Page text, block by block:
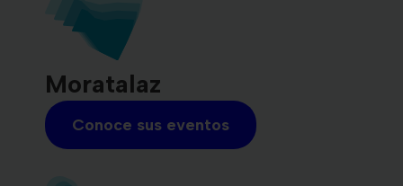
Moratalaz
Conoce sus eventos